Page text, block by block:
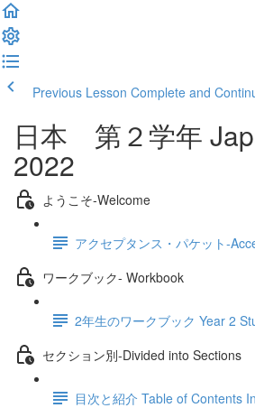
Previous Lesson Complete and
日本 第２学年
2022
ようこそ‐Welcome
アクセプタンス・パケット
ワークブック- Workbook
2年生のワークブック Year 2
セクション別‐Divided into Sections
目次と紹介 Table of Contents